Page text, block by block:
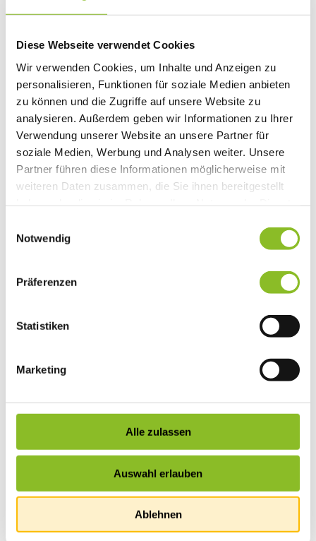
Diese Webseite verwendet Cookies
Wir verwenden Cookies, um Inhalte und Anzeigen zu
personalisieren, Funktionen für soziale Medien anbieten
zu können und die Zugriffe auf unsere Website zu
analysieren. Außerdem geben wir Informationen zu Ihrer
Verwendung unserer Website an unsere Partner für
soziale Medien, Werbung und Analysen weiter. Unsere
Partner führen diese Informationen möglicherweise mit
weiteren Daten zusammen, die Sie ihnen bereitgestellt
Notwendig
Präferenzen
Statistiken
Marketing
Alle zulassen
Auswahl erlauben
Ablehnen
Bildung
Kinderbetreuung
Kindergärten
Schulen
Anmeldungen
Bibliothek
Bücherschränke
Domino s’Hus am Kirchplatz
Freizeit
Kultur
Vorarlberger Museumswelt
Tabakausstellung
Veranstaltungen
Wirtschaft
Unternehmen & Standort
Nahversorgerliste
Wirtschaftsstandort Frastanz
Gemeindeentwicklung
Wige Frastanz
Wirtschaftsgemeinschaft
Der Walgauer
Tourismus